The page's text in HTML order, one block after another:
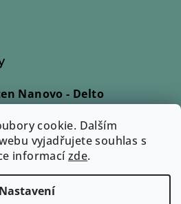
cookie. Dalším
vyjadřujete souhlas s
informacízde.
Nastavení
Nanovo - Delto
- Lio
je 5 z 5 hvězdiček.
- Rono
je 5 z 5 hvězdiček.